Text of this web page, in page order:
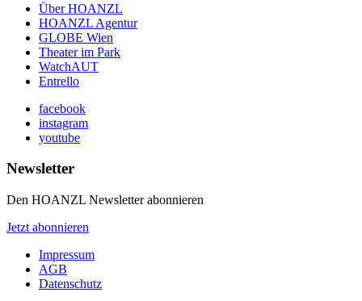
Über HOANZL
HOANZL Agentur
GLOBE Wien
Theater im Park
WatchAUT
Entrello
facebook
instagram
youtube
Newsletter
Den HOANZL Newsletter abonnieren
Jetzt abonnieren
Impressum
AGB
Datenschutz